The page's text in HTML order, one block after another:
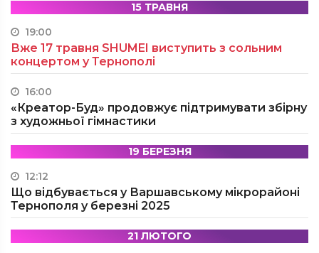
15 ТРАВНЯ
19:00
Вже 17 травня SHUMEI виступить з сольним
концертом у Тернополі
16:00
«Креатор-Буд» продовжує підтримувати збірну
з художньої гімнастики
19 БЕРЕЗНЯ
12:12
Що відбувається у Варшавському мікрорайоні
Тернополя у березні 2025
21 ЛЮТОГО